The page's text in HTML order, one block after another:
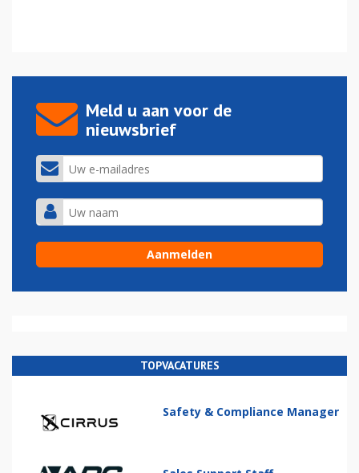
Meld u aan voor de
nieuwsbrief
TOPVACATURES
Safety & Compliance Manager